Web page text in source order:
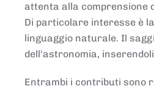
attenta alla comprensione
Di particolare interesse è
linguaggio naturale. Il
dell'astronomia,
Entrambi i contributi sono